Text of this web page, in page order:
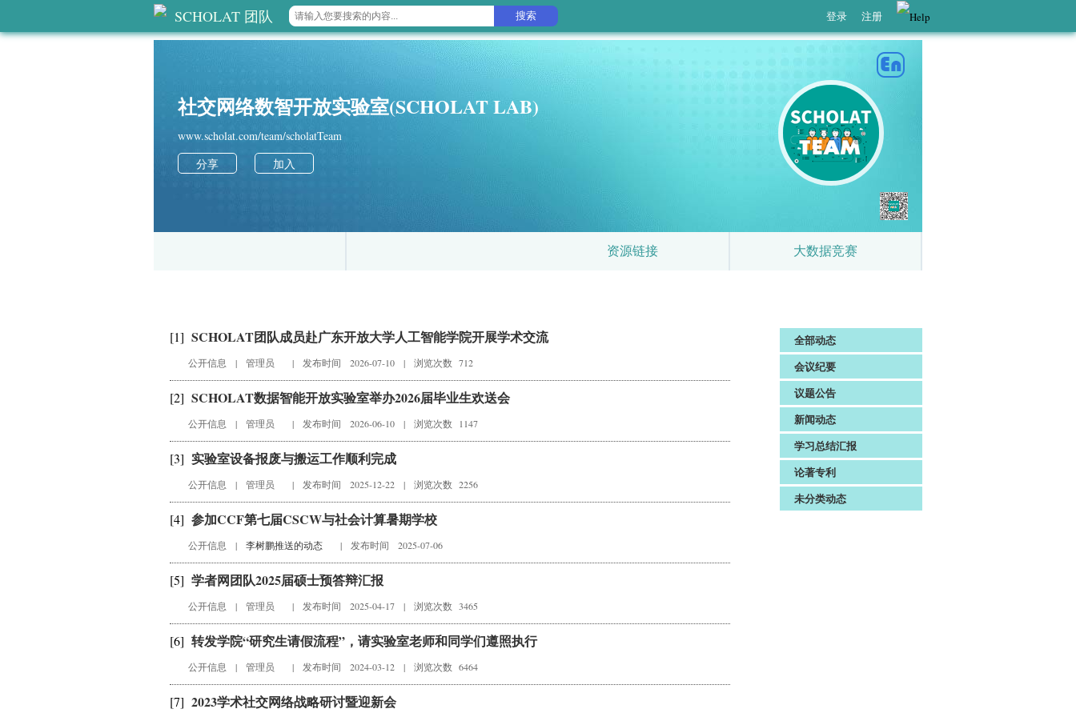
SCHOLAT 团队 搜索 登录 注册
社交网络数智开放实验室(SCHOLAT LAB)
www.scholat.com/team/scholatTeam
分享
加入
资源链接 大数据竞赛
[1] SCHOLAT团队成员赴广东开放大学人工智能学院开展学术交流
公开信息 | 管理员 | 发布时间 2026-07-10 | 浏览次数 712
[2] SCHOLAT数据智能开放实验室举办2026届毕业生欢送会
公开信息 | 管理员 | 发布时间 2026-06-10 | 浏览次数 1147
[3] 实验室设备报废与搬运工作顺利完成
公开信息 | 管理员 | 发布时间 2025-12-22 | 浏览次数 2256
[4] 参加CCF第七届CSCW与社会计算暑期学校
公开信息 | 李树鹏推送的动态 | 发布时间 2025-07-06
[5] 学者网团队2025届硕士预答辩汇报
公开信息 | 管理员 | 发布时间 2025-04-17 | 浏览次数 3465
[6] 转发学院“研究生请假流程”，请实验室老师和同学们遵照执行
公开信息 | 管理员 | 发布时间 2024-03-12 | 浏览次数 6464
[7] 2023学术社交网络战略研讨暨迎新会
全部动态
会议纪要
议题公告
新闻动态
学习总结汇报
论著专利
未分类动态